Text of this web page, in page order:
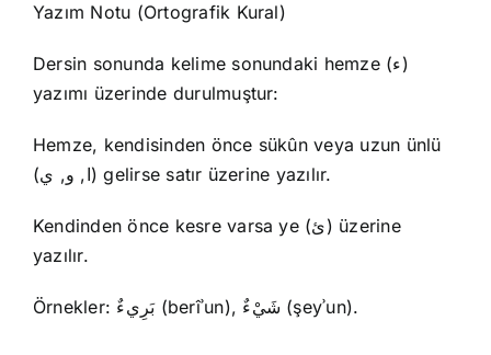
Yazım Notu (Ortografik Kural)
Dersin sonunda kelime sonundaki hemze (ء)
yazımı üzerinde durulmuştur:
Hemze, kendisinden önce sükûn veya uzun ünlü
(ا, و, ي) gelirse satır üzerine yazılır.
Kendinden önce kesre varsa ye (ئ) üzerine
yazılır.
Örnekler: بَرِيءٌ (berîʾun), شَيْءٌ (şeyʾun).